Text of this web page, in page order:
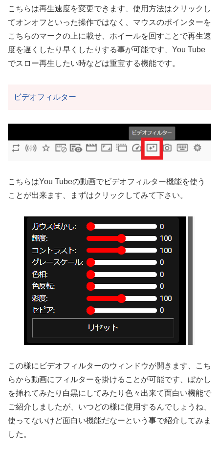
こちらは再生速度を変更できます、使用方法はクリックし
てオンオフといった操作ではなく、マウスのポインターを
こちらのマークの上に載せ、ホイールを回すことで再生速
度を遅くしたり早くしたりする事が可能です、You Tube
でスロー再生したい時などは重宝する機能です。
ビデオフィルター
こちらはYou Tubeの動画でビデオフィルター機能を使う
ことが出来ます、まずはクリックしてみて下さい。
この様にビデオフィルターのウィンドウが開きます、こち
らから動画にフィルターを掛けることが可能です、ぼかし
を挿れてみたり白黒にしてみたり色々出来て面白い機能で
ご紹介しましたが、いつどの様に使用するんでしょうね、
使ってないけど面白い機能だなーという事で紹介してみま
した。